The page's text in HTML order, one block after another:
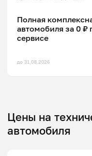
Полная
автомобиля за 0
сервисе
до 31.08.2026
Цены на
автомобиля